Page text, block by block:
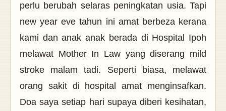
perlu berubah selaras peningkatan usia. Tapi
new year eve tahun ini amat berbeza kerana
kami dan anak anak berada di Hospital Ipoh
melawat Mother In Law yang diserang mild
stroke malam tadi. Seperti biasa, melawat
orang sakit di hospital amat menginsafkan.
Doa saya setiap hari supaya diberi kesihatan,